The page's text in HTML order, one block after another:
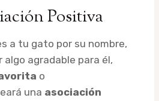
Positiva
a tu gato por su nombre,
agradable para él,
o
una asociación